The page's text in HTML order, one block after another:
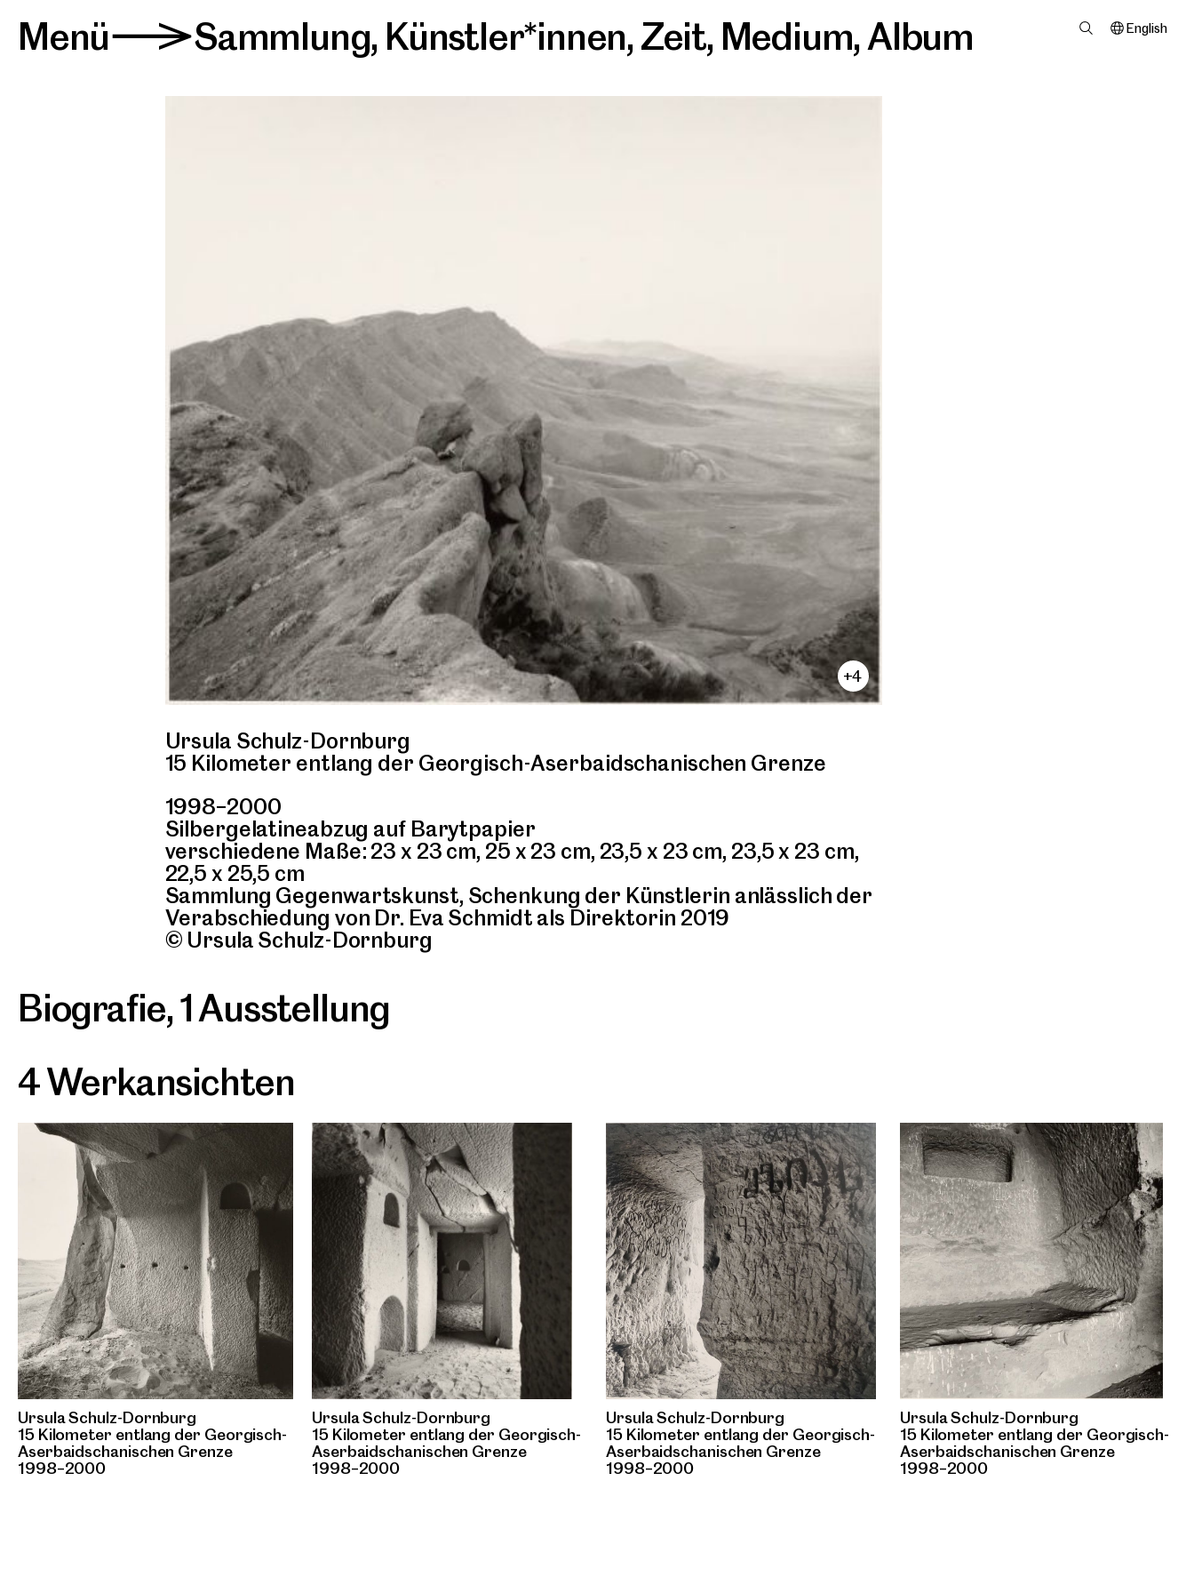
Menü>Sammlung, Künstler*innen, Zeit, Medium,Album English
+4
Ursula Schulz-Dornburg
15 Kilometer entlang der Georgisch-Aserbaidschanischen Grenze
1998–2000
Silbergelatineabzug auf Barytpapier
verschiedene Maße: 23 x 23 cm, 25 x 23 cm, 23,5 x 23 cm, 23,5 x 23 cm,
22,5 x 25,5 cm
Sammlung Gegenwartskunst, Schenkung der Künstlerin anlässlich der
Verabschiedung von Dr. Eva Schmidt als Direktorin 2019
© Ursula Schulz-Dornburg
Biografie,1 Ausstellung
4 Werkansichten
Ursula Schulz-Dornburg
15 Kilometer entlang der Georgisch-
Aserbaidschanischen Grenze
1998–2000
Ursula Schulz-Dornburg
15 Kilometer entlang der Georgisch-
Aserbaidschanischen Grenze
1998–2000
Ursula Schulz-Dornburg
15 Kilometer entlang der Georgisch-
Aserbaidschanischen Grenze
1998–2000
Ursula Schulz-Dornburg
15 Kilometer entlang der Georgisch-
Aserbaidschanischen Grenze
1998–2000